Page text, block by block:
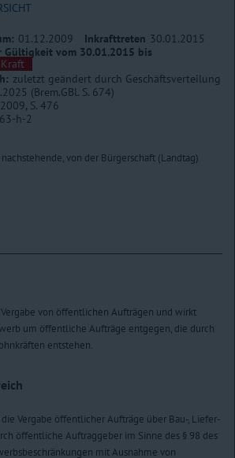
01.12.2009 Inkrafttreten 30.01.2015
Gültigkeit vom 30.01.2015 bis
zuletzt geändert durch Geschäftsverteilung
(Brem.GBl. S. 674)
S. 476
63-h-2
von der Bürgerschaft (Landtag)
von öffentlichen Aufträgen und wirkt
um öffentliche Aufträge entgegen, die durch
entstehen.
Vergabe öffentlicher Aufträge über Bau-, Liefer-
öffentliche Auftraggeber im Sinne des § 98 des
mit Ausnahme von